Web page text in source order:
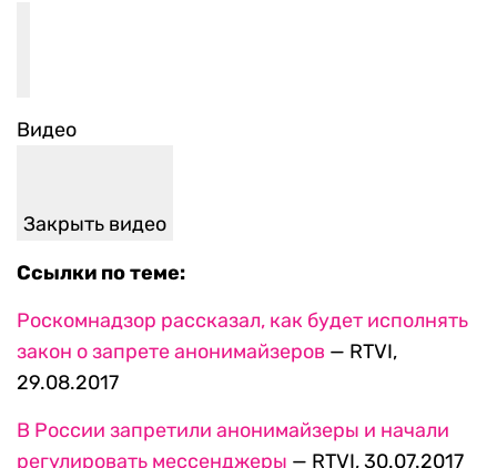
Видео
Закрыть видео
Ссылки по теме:
Роскомнадзор рассказал, как будет исполнять
закон о запрете анонимайзеров — RTVI,
29.08.2017
В России запретили анонимайзеры и начали
регулировать мессенджеры — RTVI, 30.07.2017